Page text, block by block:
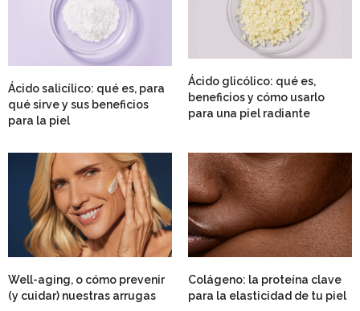
Ácido salicílico: qué es, para
qué sirve y sus beneficios
para la piel
Ácido glicólico: qué es,
beneficios y cómo usarlo
para una piel radiante
Well-aging, o cómo prevenir
(y cuidar) nuestras arrugas
Colágeno: la proteína clave
para la elasticidad de tu piel